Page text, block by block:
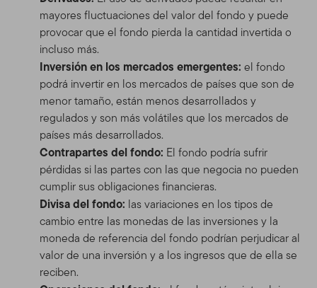
mayores fluctuaciones del valor del fondo y puede
provocar que el fondo pierda la cantidad invertida o
incluso más.
Inversión en los mercados emergentes: el fondo
podrá invertir en los mercados de países que son de
menor tamaño, están menos desarrollados y
regulados y son más volátiles que los mercados de
países más desarrollados.
Contrapartes del fondo: El fondo podría sufrir
pérdidas si las partes con las que negocia no pueden
cumplir sus obligaciones financieras.
Divisa del fondo: las variaciones en los tipos de
cambio entre las monedas de las inversiones y la
moneda de referencia del fondo podrían perjudicar al
valor de una inversión y a los ingresos que de ella se
reciben.